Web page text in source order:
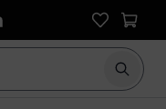
Suche